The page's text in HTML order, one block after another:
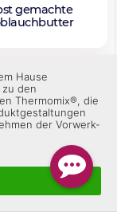
gemachte
Hause
den
Thermomix®, die
der Vorwerk-